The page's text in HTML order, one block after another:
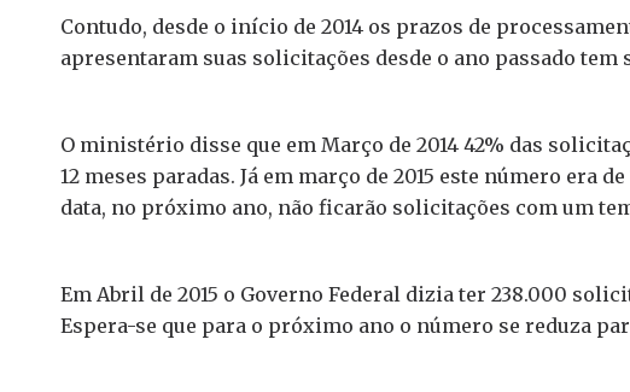
Contudo, desde o início de 2014 os prazos de
apresentaram suas solicitações desde o ano passado tem
O ministério disse que em Março de 2014 42% das
12 meses paradas. Já em março de 2015 este número era
data, no próximo ano, não ficarão solicitações com um
Em Abril de 2015 o Governo Federal dizia ter 238.000
Espera-se que para o próximo ano o número se reduza